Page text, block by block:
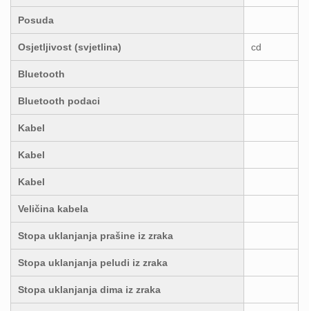
Posuda
Osjetljivost (svjetlina) cd
Bluetooth
Bluetooth podaci
Kabel
Kabel
Kabel
Veličina kabela
Stopa uklanjanja prašine iz zraka
Stopa uklanjanja peludi iz zraka
Stopa uklanjanja dima iz zraka